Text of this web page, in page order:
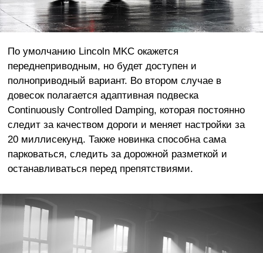
По умолчанию Lincoln MKC окажется
переднеприводным, но будет доступен и
полноприводный вариант. Во втором случае в
довесок полагается адаптивная подвеска
Continuously Controlled Damping, которая постоянно
следит за качеством дороги и меняет настройки за
20 миллисекунд. Также новинка способна сама
парковаться, следить за дорожной разметкой и
останавливаться перед препятствиями.